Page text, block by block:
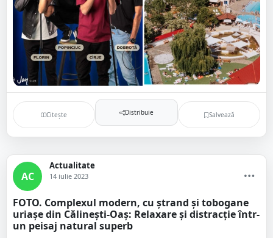
Citește Distribuie Salvează
AC
Actualitate
14 iulie 2023
FOTO. Complexul modern, cu ștrand și tobogane
uriașe din Călinești-Oaș: Relaxare și distracție într-
un peisaj natural superb